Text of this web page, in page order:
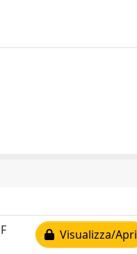
Visualizza/Apri